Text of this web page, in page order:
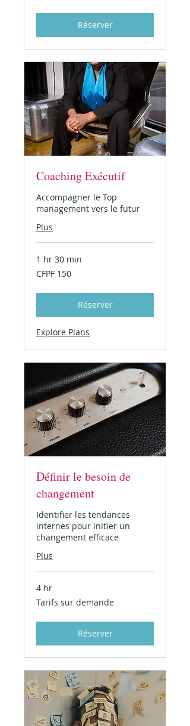
Réserver
Coaching Exécutif
Accompagner le Top
management vers le futur
Plus
1 hr 30 min
150
CFP
CFPF 150
Réserver
Explore Plans
Définir le besoin de
changement
Identifier les tendances
internes pour initier un
changement efficace
Plus
4 hr
Tarifs
sur
Tarifs sur demande
Réserver